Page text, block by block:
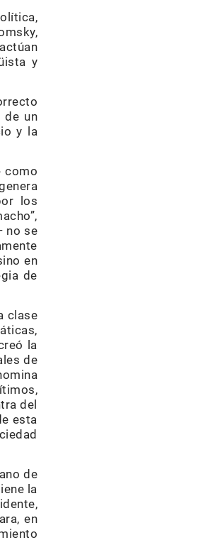
y
de un
y la
como
los
no se
en
de
clase
la
de
del
esta
de
la
en